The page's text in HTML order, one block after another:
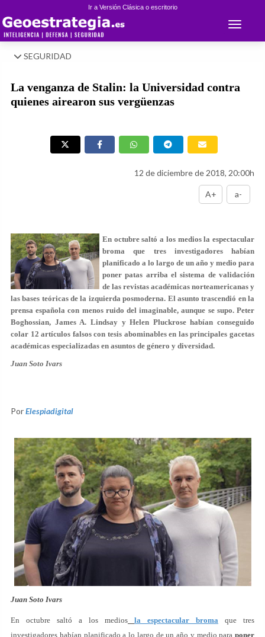
Ir a Versión Clásica o escritorio
Toggle
SEGURIDAD
La venganza de Stalin: la Universidad contra
quienes airearon sus vergüenzas
12 de diciembre de 2018, 20:00h
A+ a-
En octubre saltó a los medios la espectacular
broma que tres investigadores habían
planificado a lo largo de un año y medio para
poner patas arriba el sistema de validación
de las revistas académicas norteamericanas y
las bases teóricas de la izquierda posmoderna. El asunto trascendió en la
prensa española con menos ruido del imaginable, aunque se supo.Peter
Boghossian, James A. LindsayyHelen Pluckrosehabían conseguido
colar 12 artículos falsos con tesis abominables en las principales gacetas
académicas especializadas en asuntos de género y diversidad.
Juan Soto Ivars
PorElespiadigital
Juan Soto Ivars
En octubre saltó a los medios la espectacular broma que tres
investigadores habían planificado a lo largo de un año y medio para poner